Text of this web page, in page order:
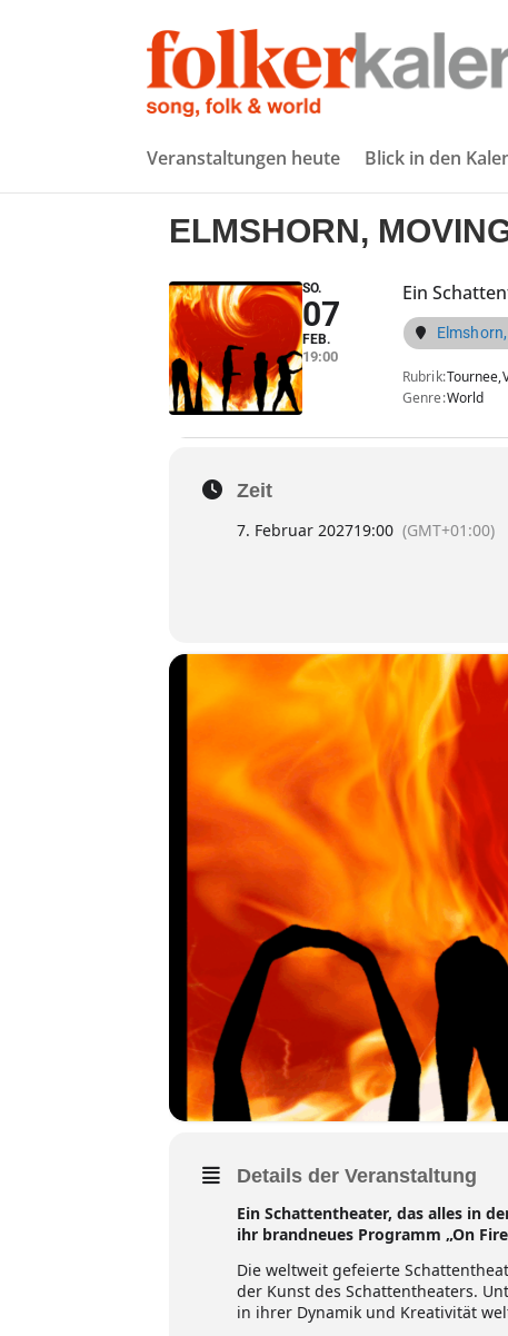
Veranstaltungen heute Blick in den
ELMSHORN,
SO.
07
FEB.
19:00
Ein
Rubrik Tournee,
Genre World
Zeit
7. Februar 202719:00 (GMT+01:00)
Details der Veranstaltung
Ein Schattentheater, das alles in
ihr brandneues Programm „On
Die weltweit gefeierte
der Kunst des Schattentheaters.
in ihrer Dynamik und Kreativität